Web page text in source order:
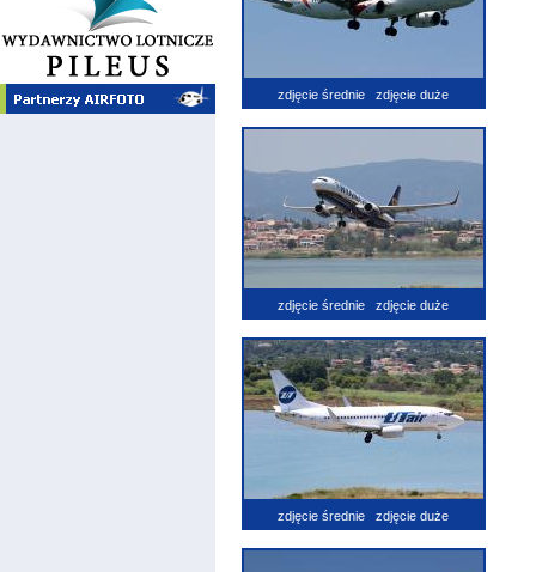
zdjęcie średnie zdjęcie duże
zdjęcie średnie zdjęcie duże
zdjęcie średnie zdjęcie duże